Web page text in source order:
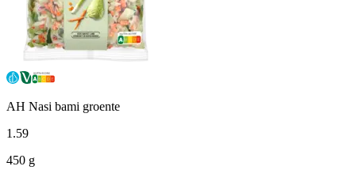
AH Nasi bami groente
1.59
450 g